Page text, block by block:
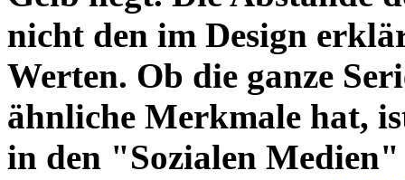
nicht den im Design
Werten. Ob die ganze
ähnliche Merkmale hat,
in den "Sozialen Medien"